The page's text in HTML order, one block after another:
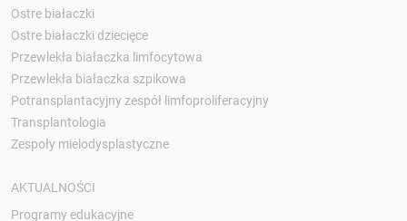
Ostre białaczki
Ostre białaczki dziecięce
Przewlekła białaczka limfocytowa
Przewlekła białaczka szpikowa
Potransplantacyjny zespół limfoproliferacyjny
Transplantologia
Zespoły mielodysplastyczne
AKTUALNOŚCI
Programy edukacyjne